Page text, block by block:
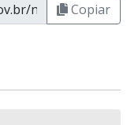
Copiar